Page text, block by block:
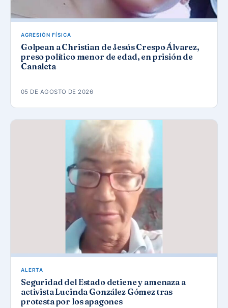
AGRESIÓN FÍSICA
Golpean a Christian de Jesús Crespo Álvarez,
preso político menor de edad, en prisión de
Canaleta
05 DE AGOSTO DE 2026
ALERTA
Seguridad del Estado detiene y amenaza a
activista Lucinda González Gómez tras
protesta por los apagones